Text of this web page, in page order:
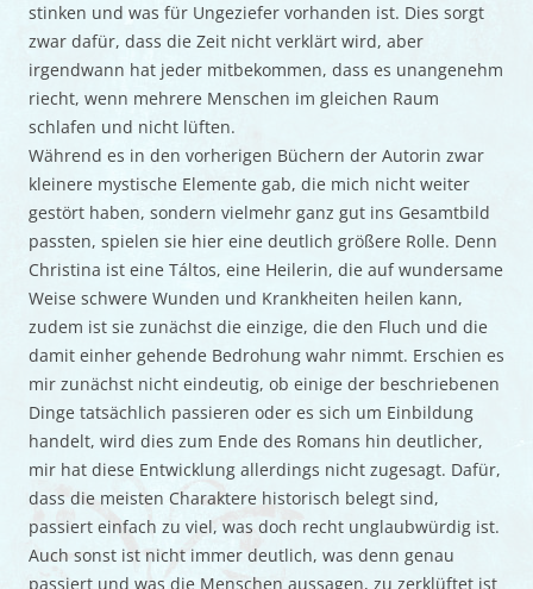
stinken und was für Ungeziefer vorhanden ist. Dies sorgt
zwar dafür, dass die Zeit nicht verklärt wird, aber
irgendwann hat jeder mitbekommen, dass es unangenehm
riecht, wenn mehrere Menschen im gleichen Raum
schlafen und nicht lüften.
Während es in den vorherigen Büchern der Autorin zwar
kleinere mystische Elemente gab, die mich nicht weiter
gestört haben, sondern vielmehr ganz gut ins Gesamtbild
passten, spielen sie hier eine deutlich größere Rolle. Denn
Christina ist eine Táltos, eine Heilerin, die auf wundersame
Weise schwere Wunden und Krankheiten heilen kann,
zudem ist sie zunächst die einzige, die den Fluch und die
damit einher gehende Bedrohung wahr nimmt. Erschien es
mir zunächst nicht eindeutig, ob einige der beschriebenen
Dinge tatsächlich passieren oder es sich um Einbildung
handelt, wird dies zum Ende des Romans hin deutlicher,
mir hat diese Entwicklung allerdings nicht zugesagt. Dafür,
dass die meisten Charaktere historisch belegt sind,
passiert einfach zu viel, was doch recht unglaubwürdig ist.
Auch sonst ist nicht immer deutlich, was denn genau
passiert und was die Menschen aussagen, zu zerklüftet ist